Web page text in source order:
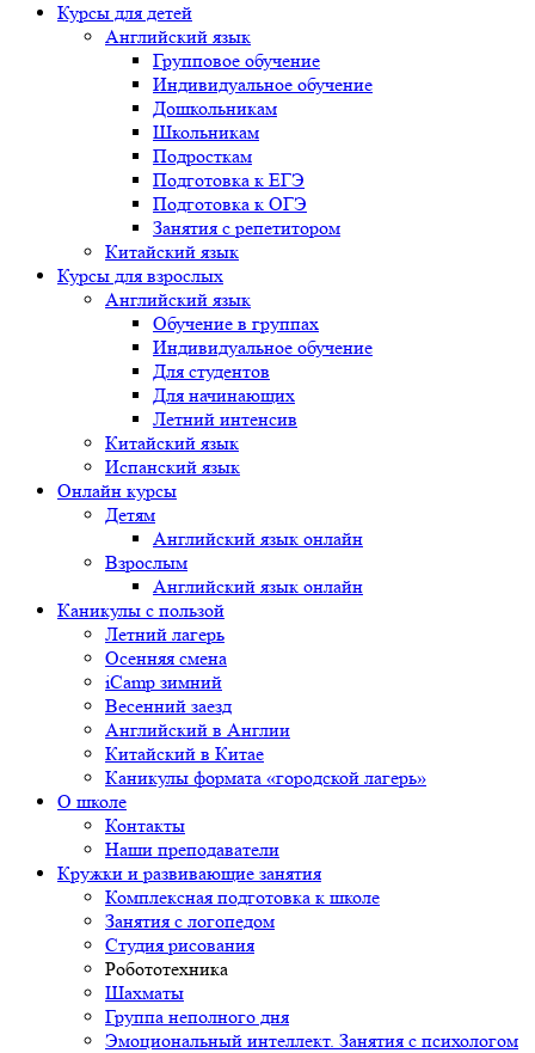
Курсы для детей
Английский язык
Групповое обучение
Индивидуальное обучение
Дошкольникам
Школьникам
Подросткам
Подготовка к ЕГЭ
Подготовка к ОГЭ
Занятия с репетитором
Китайский язык
Курсы для взрослых
Английский язык
Обучение в группах
Индивидуальное обучение
Для студентов
Для начинающих
Летний интенсив
Китайский язык
Испанский язык
Онлайн курсы
Детям
Английский язык онлайн
Взрослым
Английский язык онлайн
Каникулы с пользой
Летний лагерь
Осенняя смена
iCamp зимний
Весенний заезд
Английский в Англии
Китайский в Китае
Каникулы формата «городской лагерь»
О школе
Контакты
Наши преподаватели
Кружки и развивающие занятия
Комплексная подготовка к школе
Занятия с логопедом
Студия рисования
Робототехника
Шахматы
Группа неполного дня
Эмоциональный интеллект. Занятия с психологом